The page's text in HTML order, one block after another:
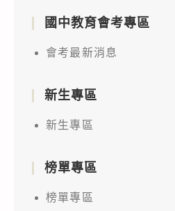
國中教育會考專區
會考最新消息
新生專區
新生專區
榜單專區
榜單專區